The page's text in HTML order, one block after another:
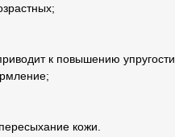
к повышению
кожи.